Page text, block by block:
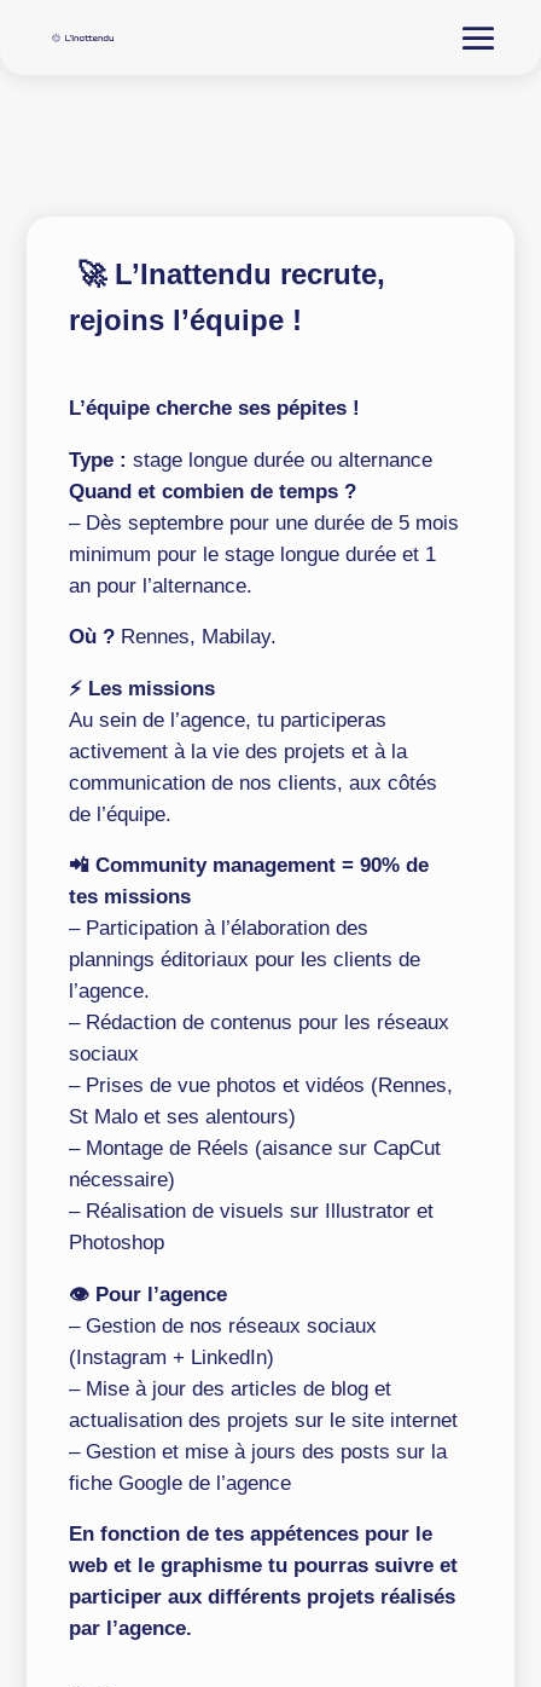
🚀 L’Inattendu recrute,
rejoins l’équipe !
L’équipe cherche ses pépites !
Type : stage longue durée ou alternance
Quand et combien de temps ?
– Dès septembre pour une durée de 5 mois
minimum pour le stage longue durée et 1
an pour l’alternance.
Où ? Rennes, Mabilay.
⚡️ Les missions
Au sein de l’agence, tu participeras
activement à la vie des projets et à la
communication de nos clients, aux côtés
de l’équipe.
📲 Community management = 90% de
tes missions
– Participation à l’élaboration des
plannings éditoriaux pour les clients de
l’agence.
– Rédaction de contenus pour les réseaux
sociaux
– Prises de vue photos et vidéos (Rennes,
St Malo et ses alentours)
– Montage de Réels (aisance sur CapCut
nécessaire)
– Réalisation de visuels sur Illustrator et
Photoshop
👁️ Pour l’agence
– Gestion de nos réseaux sociaux
(Instagram + LinkedIn)
– Mise à jour des articles de blog et
actualisation des projets sur le site internet
– Gestion et mise à jours des posts sur la
fiche Google de l’agence
En fonction de tes appétences pour le
web et le graphisme tu pourras suivre et
participer aux différents projets réalisés
par l’agence.